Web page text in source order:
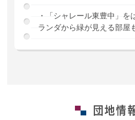
・「シャレール東豊中」を
ランダから緑が見える部屋